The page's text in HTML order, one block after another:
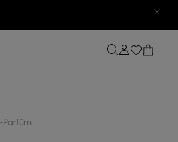
Parfüm